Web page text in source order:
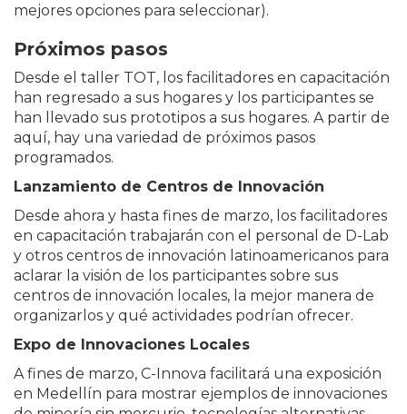
mejores opciones para seleccionar).
Próximos pasos
Desde el taller TOT, los facilitadores en capacitación
han regresado a sus hogares y los participantes se
han llevado sus prototipos a sus hogares. A partir de
aquí, hay una variedad de próximos pasos
programados.
Lanzamiento de Centros de Innovación
Desde ahora y hasta fines de marzo, los facilitadores
en capacitación trabajarán con el personal de D-Lab
y otros centros de innovación latinoamericanos para
aclarar la visión de los participantes sobre sus
centros de innovación locales, la mejor manera de
organizarlos y qué actividades podrían ofrecer.
Expo de Innovaciones Locales
A fines de marzo, C-Innova facilitará una exposición
en Medellín para mostrar ejemplos de innovaciones